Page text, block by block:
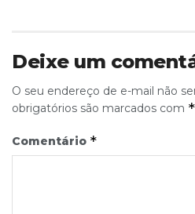
Deixe um
O seu endereço de e-mail não
obrigatórios são marcados com *
Comentário *